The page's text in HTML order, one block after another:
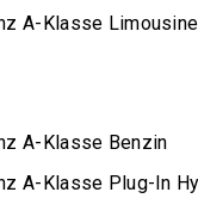
A-Klasse Limousine
A-Klasse Benzin
A-Klasse Plug-In